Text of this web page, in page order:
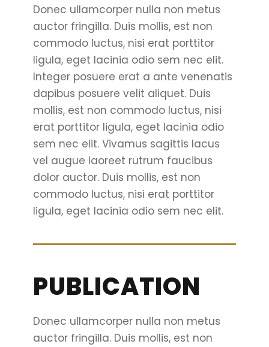
Donec ullamcorper nulla non metus
auctor fringilla. Duis mollis, est non
commodo luctus, nisi erat porttitor
ligula, eget lacinia odio sem nec elit.
Integer posuere erat a ante venenatis
dapibus posuere velit aliquet. Duis
mollis, est non commodo luctus, nisi
erat porttitor ligula, eget lacinia odio
sem nec elit. Vivamus sagittis lacus
vel augue laoreet rutrum faucibus
dolor auctor. Duis mollis, est non
commodo luctus, nisi erat porttitor
ligula, eget lacinia odio sem nec elit.
PUBLICATION
Donec ullamcorper nulla non metus
auctor fringilla. Duis mollis, est non